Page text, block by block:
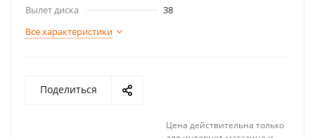
Вылет диска
38
Все характеристики
Поделиться
Цена действительна только